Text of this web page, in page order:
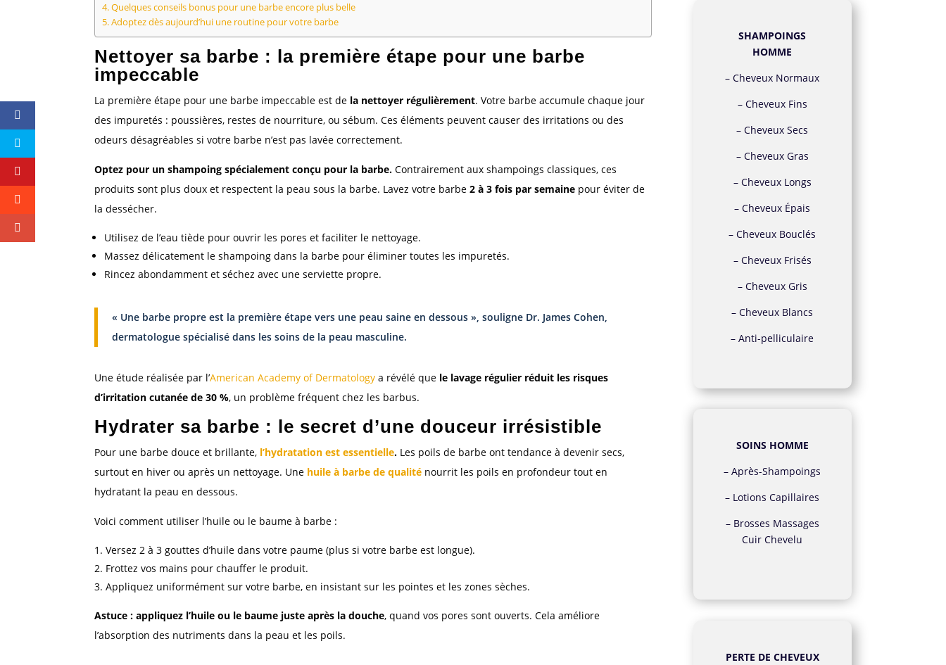
Quelques conseils bonus pour une barbe encore plus belle
Adoptez dès aujourd’hui une routine pour votre barbe
Nettoyer sa barbe : la première étape pour une barbe
impeccable
La première étape pour une barbe impeccable est de la nettoyer régulièrement. Votre barbe accumule chaque jour
des impuretés : poussières, restes de nourriture, ou sébum. Ces éléments peuvent causer des irritations ou des
odeurs désagréables si votre barbe n’est pas lavée correctement.
Optez pour un shampoing spécialement conçu pour la barbe. Contrairement aux shampoings classiques, ces
produits sont plus doux et respectent la peau sous la barbe. Lavez votre barbe2 à 3 fois par semaine pour éviter de
la dessécher.
Utilisez de l’eau tiède pour ouvrir les pores et faciliter le nettoyage.
Massez délicatement le shampoing dans la barbe pour éliminer toutes les impuretés.
Rincez abondamment et séchez avec une serviette propre.
« Une barbe propre est la première étape vers une peau saine en dessous », souligne Dr. James Cohen,
dermatologue spécialisé dans les soins de la peau masculine.
Une étude réalisée par l’American Academy of Dermatology a révélé que le lavage régulier réduit les risques
d’irritation cutanée de 30 %, un problème fréquent chez les barbus.
Hydrater sa barbe : le secret d’une douceur irrésistible
Pour une barbe douce et brillante, l’hydratation est essentielle. Les poils de barbe ont tendance à devenir secs,
surtout en hiver ou après un nettoyage. Une huile à barbe de qualité nourrit les poils en profondeur tout en
hydratant la peau en dessous.
Voici comment utiliser l’huile ou le baume à barbe :
Versez 2 à 3 gouttes d’huile dans votre paume (plus si votre barbe est longue).
Frottez vos mains pour chauffer le produit.
Appliquez uniformément sur votre barbe, en insistant sur les pointes et les zones sèches.
Astuce : appliquez l’huile ou le baume juste après la douche, quand vos pores sont ouverts. Cela améliore
l’absorption des nutriments dans la peau et les poils.
SHAMPOINGS
HOMME
–Cheveux Normaux
– Cheveux Fins
–Cheveux Secs
– Cheveux Gras
– Cheveux Longs
–Cheveux Épais
–Cheveux Bouclés
– Cheveux Frisés
– Cheveux Gris
–Cheveux Blancs
–Anti-pelliculaire
SOINS HOMME
–Après-Shampoings
– Lotions Capillaires
– Brosses Massages
Cuir Chevelu
PERTE DE CHEVEUX